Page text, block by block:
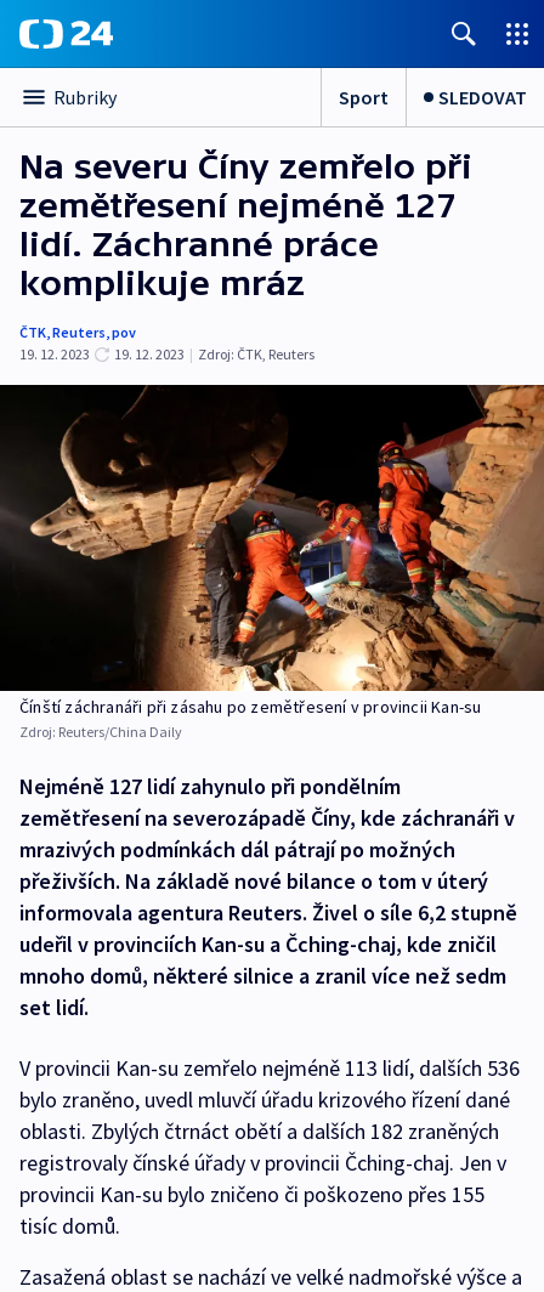
Rubriky Sport SLEDOVAT
Na severu Číny zemřelo při
zemětřesení nejméně 127
lidí. Záchranné práce
komplikuje mráz
ČTK,Reuters,pov
19. 12. 2023
19. 12. 2023 | Zdroj: ČTK, Reuters
Čínští záchranáři při zásahu po zemětřesení v provincii Kan-su
Zdroj: Reuters/China Daily
Nejméně 127 lidí zahynulo při pondělním
zemětřesení na severozápadě Číny, kde záchranáři v
mrazivých podmínkách dál pátrají po možných
přeživších. Na základě nové bilance o tom v úterý
informovala agentura Reuters. Živel o síle 6,2 stupně
udeřil v provinciích Kan-su a Čching-chaj, kde zničil
mnoho domů, některé silnice a zranil více než sedm
set lidí.
V provincii Kan-su zemřelo nejméně 113 lidí, dalších 536
bylo zraněno, uvedl mluvčí úřadu krizového řízení dané
oblasti. Zbylých čtrnáct obětí a dalších 182 zraněných
registrovaly čínské úřady v provincii Čching-chaj. Jen v
provincii Kan-su bylo zničeno či poškozeno přes 155
tisíc domů.
Zasažená oblast se nachází ve velké nadmořské výšce a